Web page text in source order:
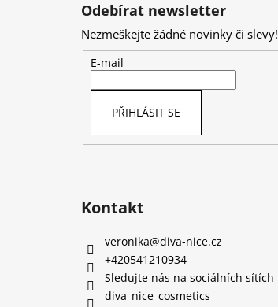
Odebírat newsletter
Nezmeškejte žádné novinky či slevy!
E-mail
PŘIHLÁSIT SE
Kontakt
veronika@diva-nice.cz
+420541210934
Sledujte nás na sociálních sítích
diva_nice_cosmetics